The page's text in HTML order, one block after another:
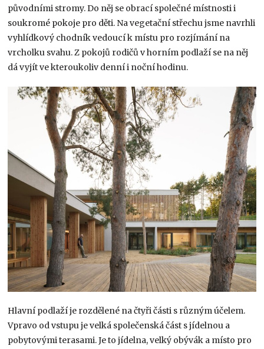
původními stromy. Do něj se obrací společné místnosti i
soukromé pokoje pro děti. Na vegetační střechu jsme navrhli
vyhlídkový chodník vedoucí k místu pro rozjímání na
vrcholku svahu. Z pokojů rodičů v horním podlaží se na něj
dá vyjít ve kteroukoliv denní i noční hodinu.
Hlavní podlaží je rozdělené na čtyři části s různým účelem.
Vpravo od vstupu je velká společenská část s jídelnou a
pobytovými terasami. Je to jídelna, velký obývák a místo pro